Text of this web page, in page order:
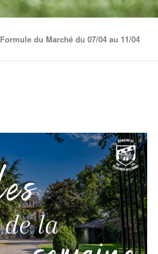
Formule du Marché du 07/04 au 11/04